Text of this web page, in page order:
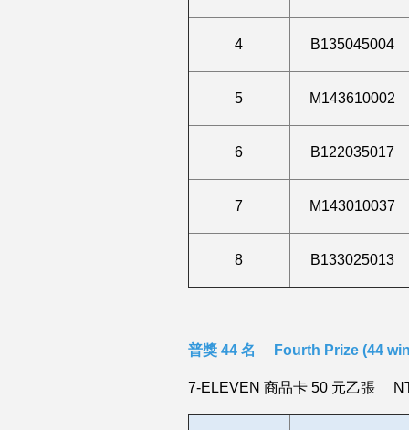
4 B135045004
5 M143610002
6 B122035017
7 M143010037
8 B133025013
普獎 44 名 Fourth Prize (44
7-ELEVEN 商品卡 50 元乙張